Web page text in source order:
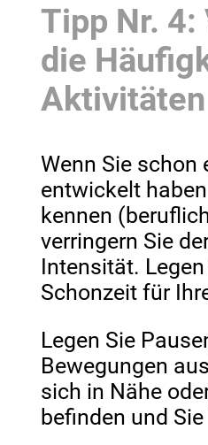
Tipp Nr.
die
Aktivitäten
Wenn Sie
entwickelt
kennen
verringern Sie
Intensität.
Schonzeit für
Legen Sie
Bewegungen
sich in Nähe
befinden und